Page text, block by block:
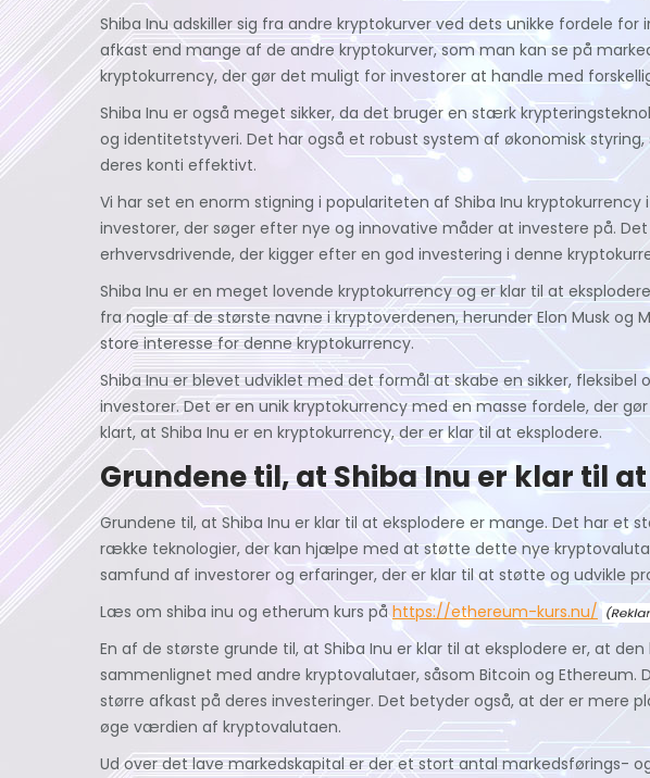
Shiba Inu adskiller sig fra andre kryptokurver ved dets unikke fordele
afkast end mange af de andre kryptokurver, som man kan se på
kryptokurrency, der gør det muligt for investorer at handle med
Shiba Inu er også meget sikker, da det bruger en stærk
og identitetstyveri. Det har også et robust system af økonomisk
deres konti effektivt.
Vi har set en enorm stigning i populariteten af Shiba Inu kryptokurrency
investorer, der søger efter nye og innovative måder at investere på.
erhvervsdrivende, der kigger efter en god investering i denne
Shiba Inu er en meget lovende kryptokurrency og er klar til at
fra nogle af de største navne i kryptoverdenen, herunder Elon Musk og
store interesse for denne kryptokurrency.
Shiba Inu er blevet udviklet med det formål at skabe en sikker,
investorer. Det er en unik kryptokurrency med en masse fordele, der
klart, at Shiba Inu er en kryptokurrency, der er klar til at eksplodere.
Grundene til, at Shiba Inu er klar til
Grundene til, at Shiba Inu er klar til at eksplodere er mange. Det har et
række teknologier, der kan hjælpe med at støtte dette nye
samfund af investorer og erfaringer, der er klar til at støtte og udvikle
Læs om shiba inu og etherum kurs påhttps://ethereum-kurs.nu/
En af de største grunde til, at Shiba Inu er klar til at eksplodere er, at
sammenlignet med andre kryptovalutaer, såsom Bitcoin og
større afkast på deres investeringer. Det betyder også, at der er mere
øge værdien af ​​kryptovalutaen.
Ud over det lave markedskapital er der et stort antal markedsførings-